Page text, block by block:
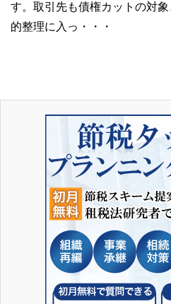
す。取引先も債権カットの対
的整理に入っ・・・